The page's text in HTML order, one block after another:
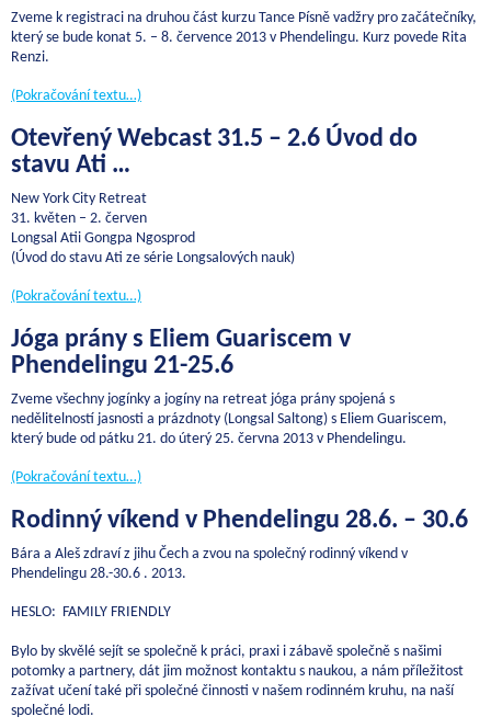
Zveme k registraci na druhou část kurzu Tance Písně vadžry pro začátečníky,
který se bude konat 5. – 8. července 2013 v Phendelingu. Kurz povede Rita
Renzi.
(Pokračování textu…)
Otevřený Webcast 31.5 – 2.6 Úvod do
stavu Ati …
New York City Retreat
31. květen – 2. červen
Longsal Atii Gongpa Ngosprod
(Úvod do stavu Ati ze série Longsalových nauk)
(Pokračování textu…)
Jóga prány s Eliem Guariscem v
Phendelingu 21-25.6
Zveme všechny jogínky a jogíny na retreat jóga prány spojená s
nedělitelností jasnosti a prázdnoty (Longsal Saltong) s Eliem Guariscem,
který bude od pátku 21. do úterý 25. června 2013 v Phendelingu.
(Pokračování textu…)
Rodinný víkend v Phendelingu 28.6. – 30.6
Bára a Aleš zdraví z jihu Čech a zvou na společný rodinný víkend v
Phendelingu 28.-30.6 . 2013.
HESLO: FAMILY FRIENDLY
Bylo by skvělé sejít se společně k práci, praxi i zábavě společně s našimi
potomky a partnery, dát jim možnost kontaktu s naukou, a nám příležitost
zažívat učení také při společné činnosti v našem rodinném kruhu, na naší
společné lodi.